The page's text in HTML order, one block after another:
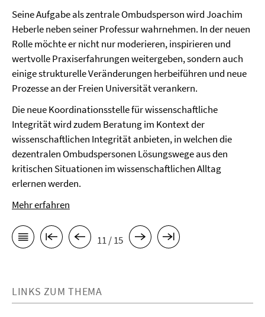
Seine Aufgabe als zentrale Ombudsperson wird Joachim
Heberle neben seiner Professur wahrnehmen. In der neuen
Rolle möchte er nicht nur moderieren, inspirieren und
wertvolle Praxiserfahrungen weitergeben, sondern auch
einige strukturelle Veränderungen herbeiführen und neue
Prozesse an der Freien Universität verankern.
Die neue Koordinationsstelle für wissenschaftliche
Integrität wird zudem Beratung im Kontext der
wissenschaftlichen Integrität anbieten, in welchen die
dezentralen Ombudspersonen Lösungswege aus den
kritischen Situationen im wissenschaftlichen Alltag
erlernen werden.
Mehr erfahren
11 / 15
LINKS ZUM THEMA